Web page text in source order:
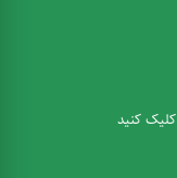
کلیک کنید